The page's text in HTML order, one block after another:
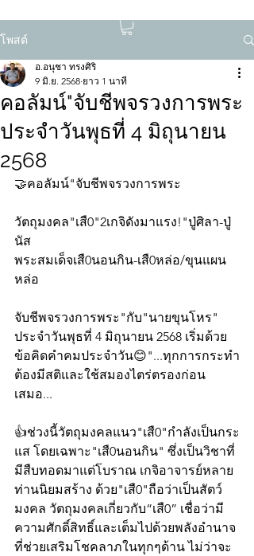
โพสต์
คอลัมน์"จับชีพจรวงการพระ
ประจำวันพุธที่ 4 มิถุนายน
2568
อ.อนุชา ทรงศิริ
9 มิ.ย. 2568 ยาว 1 นาที
🤝คอลัมน์"จับชีพจรวงการพระ
วัตถุมงคล"เสื0"2เกจิดังมาแรง!"ปู่ศิลา-ปู่
นัส
พระสมเด็จเสื0นอนกิน-เสื0หล่อ/ขุนแผน
หล่อ
จับชีพจรวงการพระ"กับ"นายขุนโหร"
ประจำวันพุธที่ 4 มิถุนายน 2568 เริ่มด้วย
ข้อคิดคำคมประจำวัน😊"...ทุกการกระทำ
ต้องมีสติและใช้สมองไตร่ตรองก่อน
เสมอ...
👍ช่วงนี้วัตถุมงคลแนว"เสื0"กำลังเป็นกระ
แส โดยเฉพาะ"เสื0นอนกิน" ซึ่งเป็นวิชาที่
มีสืบทอดมาแต่โบราณ เกจิอาจารย์หลาย
ท่านนิยมสร้าง ด้วย"เสื0"ถือว่าเป็นสัตว์
มงคล วัตถุมงคลเกี่ยวกับ“เสื0” เชื่อว่ามี
ความศักดิ์สิทธิ์และเต็มไปด้วยพลังอำนาจ
ที่ช่วยเสริมโชคลาภในทุกๆด้าน ไม่ว่าจะ